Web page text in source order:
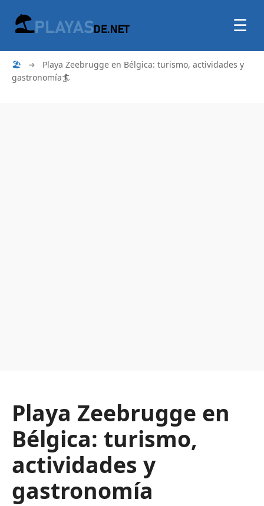
☰
🏖 ➜
Playa Zeebrugge en Bélgica: turismo, actividades y
gastronomía🏄
Playa Zeebrugge en
Bélgica: turismo,
actividades y
gastronomía